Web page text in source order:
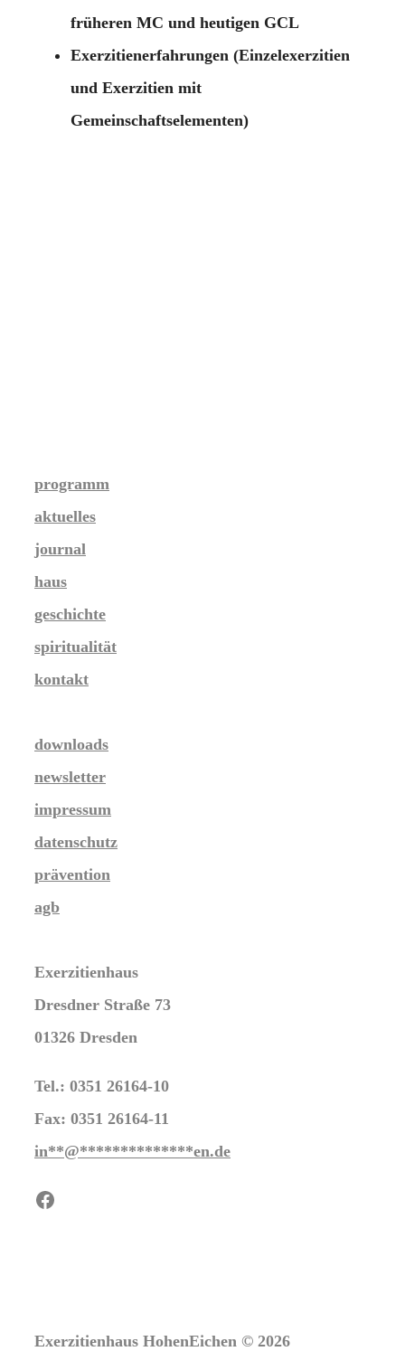
früheren MC und heutigen GCL
Exerzitienerfahrungen (Einzelexerzitien
und Exerzitien mit
Gemeinschaftselementen)
programm
aktuelles
journal
haus
geschichte
spiritualität
kontakt
downloads
newsletter
impressum
datenschutz
prävention
agb
Exerzitienhaus
Dresdner Straße 73
01326 Dresden
Tel.: 0351 26164-10
Fax: 0351 26164-11
in**@**************en.de
Facebook
Exerzitienhaus HohenEichen © 2026